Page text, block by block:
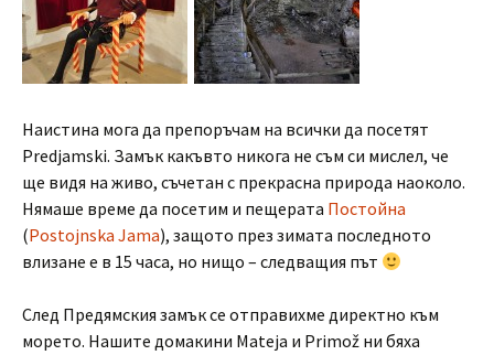
Наистина мога да препоръчам на всички да посетят
Predjamski. Замък какъвто никога не съм си мислел, че
ще видя на живо, съчетан с прекрасна природа наоколо.
Нямаше време да посетим и пещерата Постойна
(Postojnska Jama), защото през зимата последното
влизане е в 15 часа, но нищо – следващия път
След Предямския замък се отправихме директно към
морето. Нашите домакини Mateja и Primož ни бяха